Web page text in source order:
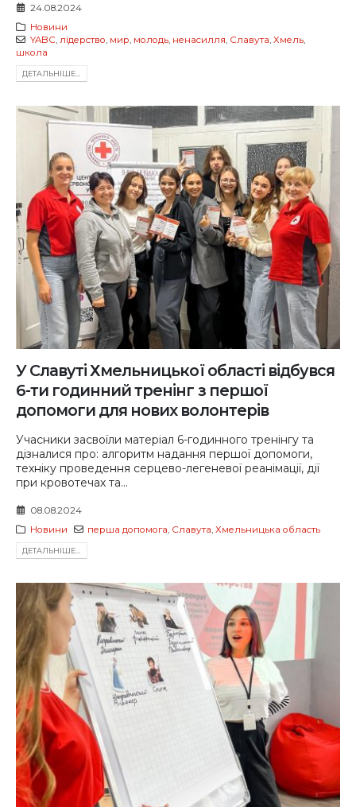
24.08.2024
Новини
YABC, лідерство, мир, молодь, ненасилля, Славута, Хмель,
школа
ДЕТАЛЬНIШЕ...
У Славуті Хмельницької області відбувся
6-ти годинний тренінг з першої
допомоги для нових волонтерів
Учасники засвоїли матеріал 6-годинного тренінгу та
дізналися про: алгоритм надання першої допомоги,
техніку проведення серцево-легеневої реанімації, дії
при кровотечах та...
08.08.2024
Новини
перша допомога, Славута,Хмельницька область
ДЕТАЛЬНIШЕ...